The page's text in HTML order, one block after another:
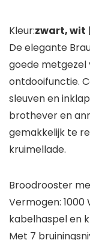
Kleur:zwart, wit
De elegante
goede
ontdooifunctie.
sleuven en
brothever en
gemakkelijk te
kruimellade.
Broodrooster
Vermogen: 1000
kabelhaspel en
Met 7